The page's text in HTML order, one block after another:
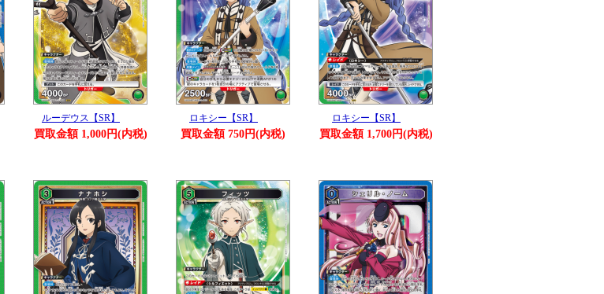
ルーデウス【SR】
買取金額 1,000円(内税)
ロキシー【SR】
買取金額 750円(内税)
ロキシー【SR】
買取金額 1,700円(内税)